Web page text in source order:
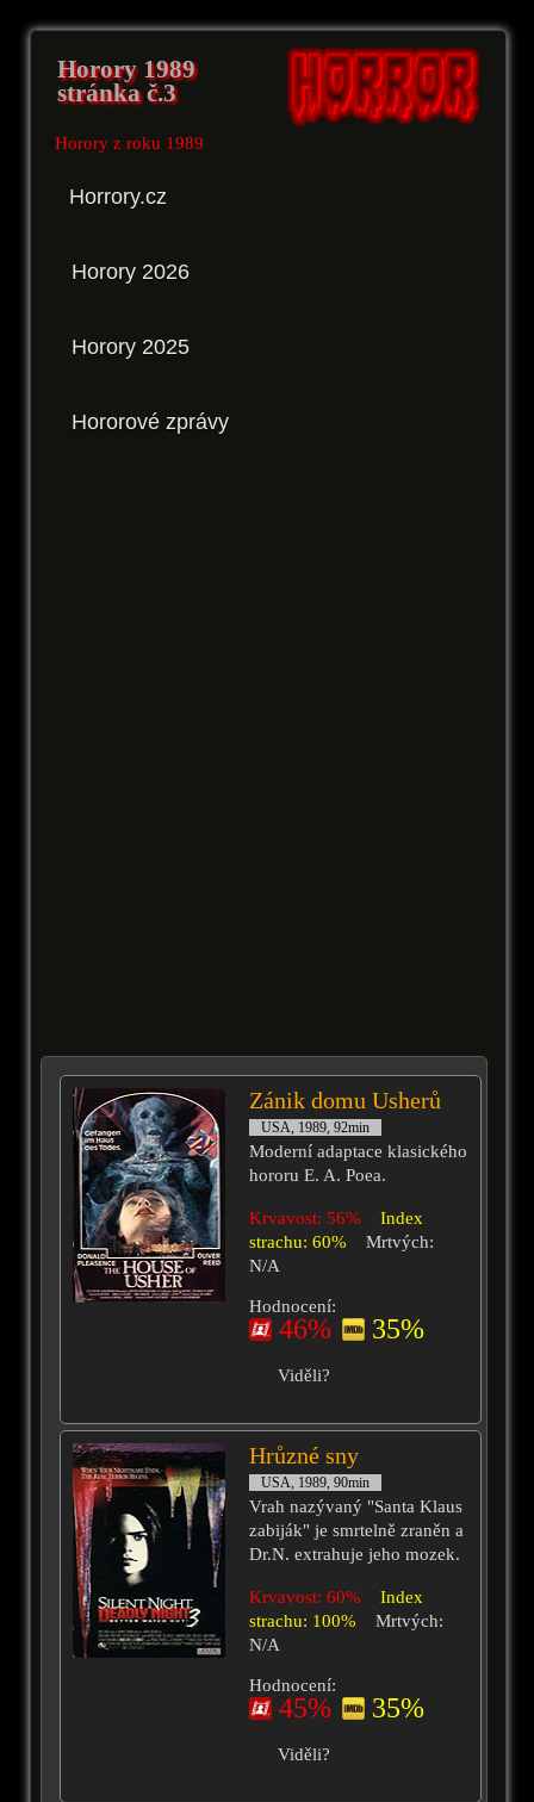
Horory 1989
stránka č.3
Horory z roku 1989
Horrory.cz
Horory 2026
Horory 2025
Hororové zprávy
Zánik domu Usherů
USA, 1989, 92min
Moderní adaptace klasického
hororu E. A. Poea.
Krvavost: 56%
Index
strachu: 60%
Mrtvých:
N/A
Hodnocení:
46% 35%
Viděli?
Hrůzné sny
USA, 1989, 90min
Vrah nazývaný "Santa Klaus
zabiják" je smrtelně zraněn a
Dr.N. extrahuje jeho mozek.
Krvavost: 60%
Index
strachu: 100%
Mrtvých:
N/A
Hodnocení:
45% 35%
Viděli?